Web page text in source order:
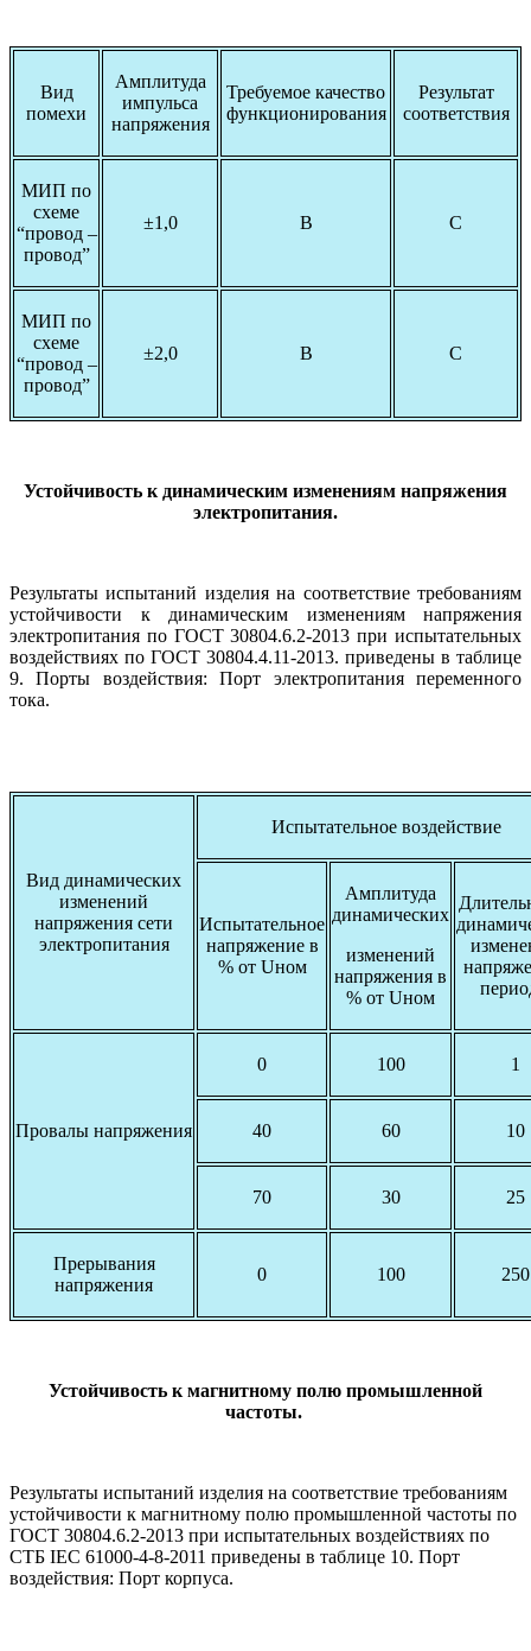
Вид
помехи
Амплитуда
импульса
напряжения
Требуемое качество
функционирования
Результат
соответствия
МИП по
схеме
“провод –
провод”
±1,0 В С
МИП по
схеме
“провод –
провод”
±2,0 В С
Устойчивость к динамическим изменениям напряжения
электропитания.
Результаты испытаний изделия на соответствие требованиям
устойчивости к динамическим изменениям напряжения
электропитания по ГОСТ 30804.6.2-2013 при испытательных
воздействиях по ГОСТ 30804.4.11-2013. приведены в таблице
9. Порты воздействия: Порт электропитания переменного
тока.
Вид динамических
изменений
напряжения сети
электропитания
Испытательное воздействие
Испытательное
напряжение в
% от Uном
Амплитуда
динамических
изменений
напряжения в
% от Uном
Провалы напряжения
0 100 1
40 60 10
70 30 25
Прерывания
напряжения
0 100 250
Устойчивость к магнитному полю промышленной
частоты.
Результаты испытаний изделия на соответствие требованиям
устойчивости к магнитному полю промышленной частоты по
ГОСТ 30804.6.2-2013 при испытательных воздействиях по
СТБ IEC 61000-4-8-2011 приведены в таблице 10. Порт
воздействия: Порт корпуса.